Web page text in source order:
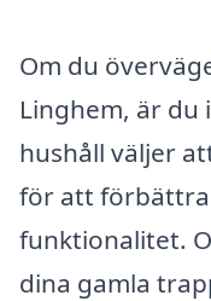
Om du
Linghem, är du
hushåll väljer
för att förbättra
funktionalitet.
dina gamla